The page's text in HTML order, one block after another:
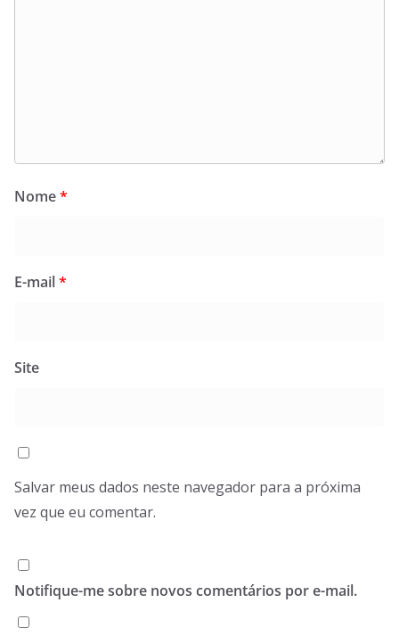
Nome*
E-mail*
Site
Salvar meus dados neste navegador para a próxima
vez que eu comentar.
Notifique-me sobre novos comentários por e-mail.